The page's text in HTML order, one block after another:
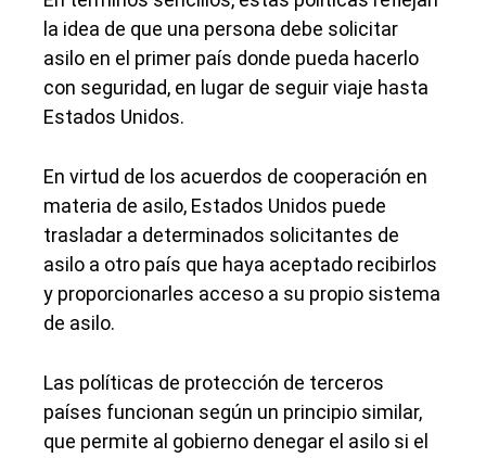
la idea de que una persona debe solicitar
asilo en el primer país donde pueda hacerlo
con seguridad, en lugar de seguir viaje hasta
Estados Unidos.
En virtud de los acuerdos de cooperación en
materia de asilo, Estados Unidos puede
trasladar a determinados solicitantes de
asilo a otro país que haya aceptado recibirlos
y proporcionarles acceso a su propio sistema
de asilo.
Las políticas de protección de terceros
países funcionan según un principio similar,
que permite al gobierno denegar el asilo si el